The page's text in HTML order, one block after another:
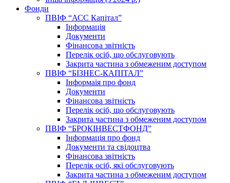
Фонди
ПВІФ “АСС Капітал”
Інформація
Документи
Фінансова звітність
Перелік осіб, що обслуговують
Закрита частина з обмеженим доступом
ПВІФ “БІЗНЕС-КАПІТАЛ”
Інформаія про фонд
Документи
Фінансова звітність
Перелік осіб, що обслуговують
Закрита частина з обмеженим доступом
ПВІФ “БРОКІНВЕСТФОНД”
Інформація про фонд
Документи та свідоцтва
Фінансова звітність
Перелік осіб, які обслуговують
Закрита частина з обмеженим доступом